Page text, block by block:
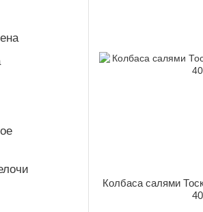
Колбаса салями